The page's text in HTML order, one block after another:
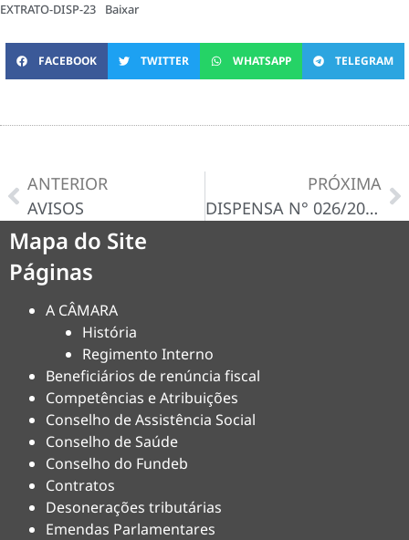
EXTRATO-DISP-23 Baixar
FACEBOOK TWITTER WHATSAPP TELEGRAM
ANTERIOR
AVISOS
PRÓXIMA
DISPENSA N° 026/2024-D
Mapa do Site
Páginas
A CÂMARA
História
Regimento Interno
Beneficiários de renúncia fiscal
Competências e Atribuições
Conselho de Assistência Social
Conselho de Saúde
Conselho do Fundeb
Contratos
Desonerações tributárias
Emendas Parlamentares